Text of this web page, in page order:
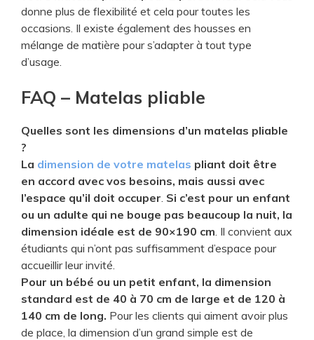
donne plus de flexibilité et cela pour toutes les
occasions. Il existe également des housses en
mélange de matière pour s’adapter à tout type
d’usage.
FAQ – Matelas pliable
Quelles sont les dimensions d’un matelas pliable
?
La dimension de votre matelas pliant doit être
en accord avec vos besoins, mais aussi avec
l’espace qu’il doit occuper Si c’est pour un enfant
ou un adulte qui ne bouge pas beaucoup la nuit, la
dimension idéale est de 90×190 cm . Il convient aux
étudiants qui n’ont pas suffisamment d’espace pour
accueillir leur invité.
Pour un bébé ou un petit enfant, la dimension
standard est de 40 à 70 cm de large et de 120 à
140 cm de long. Pour les clients qui aiment avoir plus
de place, la dimension d’un grand simple est de